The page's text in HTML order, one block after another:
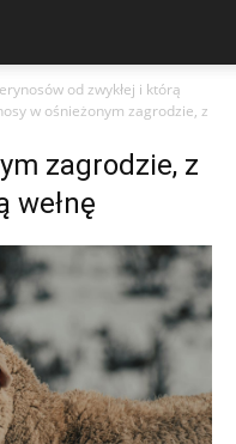
od zwykłej i którą
w ośnieżonym zagrodzie, z
zagrodzie, z
wełnę